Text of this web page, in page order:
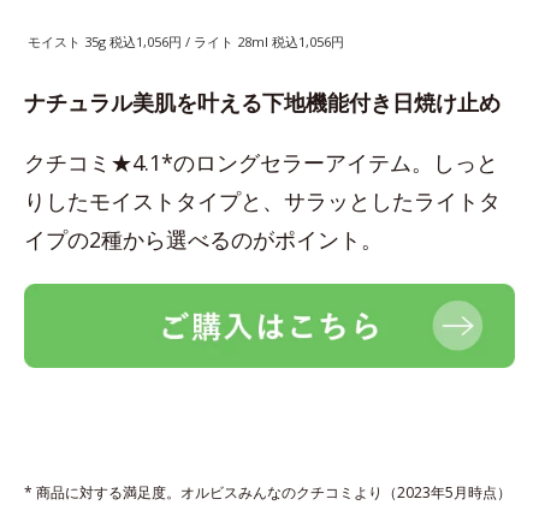
モイスト 35g 税込1,056円 / ライト 28ml 税込1,056円
ナチュラル美肌を叶える下地機能付き日焼け止め
クチコミ★4.1*のロングセラーアイテム。しっと
りしたモイストタイプと、サラッとしたライトタ
イプの2種から選べるのがポイント。
* 商品に対する満足度。オルビスみんなのクチコミより（2023年5月時点）